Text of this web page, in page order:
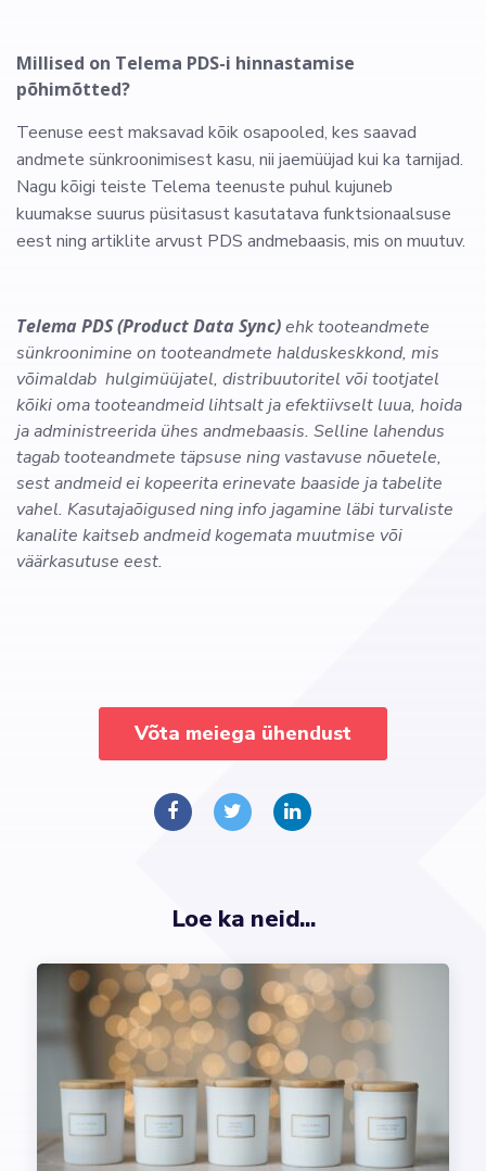
Millised on Telema PDS-i hinnastamise
põhimõtted?
Teenuse eest maksavad kõik osapooled, kes saavad
andmete sünkroonimisest kasu, nii jaemüüjad kui ka tarnijad.
Nagu kõigi teiste Telema teenuste puhul kujuneb
kuumakse suurus püsitasust kasutatava funktsionaalsuse
eest ning artiklite arvust PDS andmebaasis, mis on muutuv.
Telema PDS (Product Data Sync)ehk tooteandmete
sünkroonimine on tooteandmete halduskeskkond, mis
võimaldab hulgimüüjatel, distribuutoritel või tootjatel
kõiki oma tooteandmeid lihtsalt ja efektiivselt luua, hoida
ja administreerida ühes andmebaasis. Selline lahendus
tagab tooteandmete täpsuse ning vastavuse nõuetele,
sest andmeid ei kopeerita erinevate baaside ja tabelite
vahel. Kasutajaõigused ning info jagamine läbi turvaliste
kanalite kaitseb andmeid kogemata muutmise või
väärkasutuse eest.
Võta meiega ühendust
Loe ka neid...